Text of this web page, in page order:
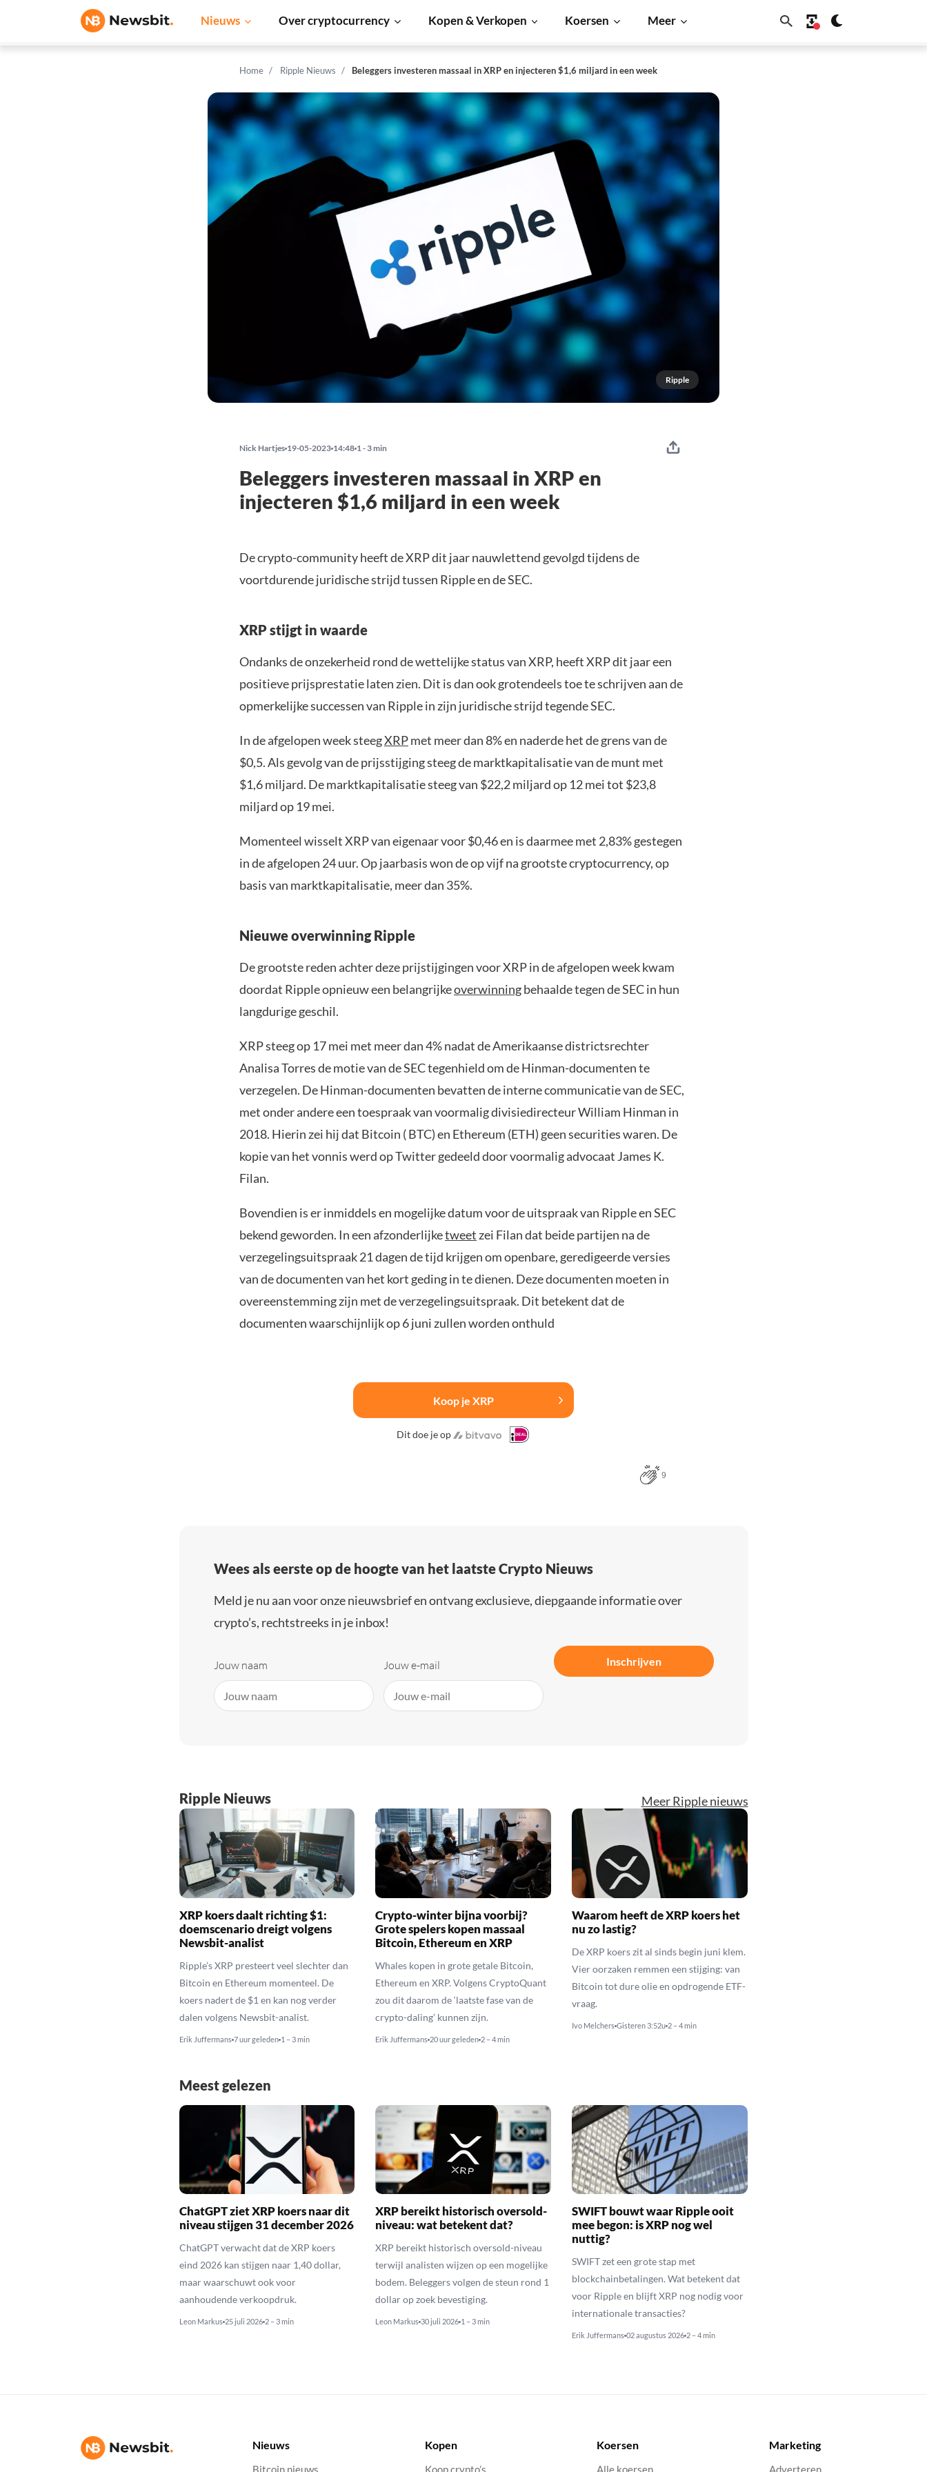
Nieuws Over cryptocurrency Kopen & Verkopen Koersen Meer
Home Ripple Nieuws Beleggers investeren massaal in XRP en injecteren $1,6 miljard in een week
Ripple
Nick Hartjes 19-05-2023 14:48 1 - 3 min
Beleggers investeren massaal in XRP en
injecteren $1,6 miljard in een week
De crypto-community heeft de XRP dit jaar nauwlettend gevolgd tijdens de
voortdurende juridische strijd tussen Ripple en de SEC.
XRP stijgt in waarde
Ondanks de onzekerheid rond de wettelijke status van XRP, heeft XRP dit jaar een
positieve prijsprestatie laten zien. Dit is dan ook grotendeels toe te schrijven aan de
opmerkelijke successen van Ripple in zijn juridische strijd tegende SEC.
In de afgelopen week steegXRPmet meer dan 8% en naderde het de grens van de
$0,5. Als gevolg van de prijsstijging steeg de marktkapitalisatie van de munt met
$1,6 miljard. De marktkapitalisatie steeg van $22,2 miljard op 12 mei tot $23,8
miljard op 19 mei.
Momenteel wisselt XRP van eigenaar voor $0,46 en is daarmee met 2,83% gestegen
in de afgelopen 24 uur. Op jaarbasis won de op vijf na grootste cryptocurrency, op
basis van marktkapitalisatie, meer dan 35%.
Nieuwe overwinning Ripple
De grootste reden achter deze prijstijgingen voor XRP in de afgelopen week kwam
doordat Ripple opnieuw een belangrijkeoverwinningbehaalde tegen de SEC in hun
langdurige geschil.
XRP steeg op 17 mei met meer dan 4% nadat de Amerikaanse districtsrechter
Analisa Torres de motie van de SEC tegenhield om de Hinman-documenten te
verzegelen. De Hinman-documenten bevatten de interne communicatie van de SEC,
met onder andere een toespraak van voormalig divisiedirecteur William Hinman in
2018. Hierin zei hij dat Bitcoin ( BTC) en Ethereum (ETH) geen securities waren. De
kopie van het vonnis werd op Twitter gedeeld door voormalig advocaat James K.
Filan.
Bovendien is er inmiddels en mogelijke datum voor de uitspraak van Ripple en SEC
bekend geworden. In een afzonderlijketweet zei Filan dat beide partijen na de
verzegelingsuitspraak 21 dagen de tijd krijgen om openbare, geredigeerde versies
van de documenten van het kort geding in te dienen. Deze documenten moeten in
overeenstemming zijn met de verzegelingsuitspraak. Dit betekent dat de
documenten waarschijnlijk op 6 juni zullen worden onthuld
Koop je XRP
Dit doe je op
9
Wees als eerste op de hoogte van het laatste Crypto Nieuws
Meld je nu aan voor onze nieuwsbrief en ontvang exclusieve, diepgaande informatie over
crypto’s, rechtstreeks in je inbox!
Jouw naam Jouw e-mail Inschrijven
Ripple Nieuws Meer Ripple nieuws
XRP koers daalt richting $1:
doemscenario dreigt volgens
Newsbit-analist
Ripple’s XRP presteert veel slechter dan
Bitcoin en Ethereum momenteel. De
koers nadert de $1 en kan nog verder
dalen volgens Newsbit-analist.
Erik Juffermans 7 uur geleden 1 – 3 min
Crypto-winter bijna voorbij?
Grote spelers kopen massaal
Bitcoin, Ethereum en XRP
Whales kopen in grote getale Bitcoin,
Ethereum en XRP. Volgens CryptoQuant
zou dit daarom de ‘laatste fase van de
crypto-daling’ kunnen zijn.
Erik Juffermans 20 uur geleden 2 – 4 min
Waarom heeft de XRP koers het
nu zo lastig?
De XRP koers zit al sinds begin juni klem.
Vier oorzaken remmen een stijging: van
Bitcoin tot dure olie en opdrogende ETF-
vraag.
Ivo Melchers Gisteren 3:52u 2 – 4 min
Meest gelezen
ChatGPT ziet XRP koers naar dit
niveau stijgen 31 december 2026
ChatGPT verwacht dat de XRP koers
eind 2026 kan stijgen naar 1,40 dollar,
maar waarschuwt ook voor
aanhoudende verkoopdruk.
Leon Markus 25 juli 2026 2 – 3 min
XRP bereikt historisch oversold-
niveau: wat betekent dat?
XRP bereikt historisch oversold-niveau
terwijl analisten wijzen op een mogelijke
bodem. Beleggers volgen de steun rond 1
dollar op zoek bevestiging.
Leon Markus 30 juli 2026 1 – 3 min
SWIFT bouwt waar Ripple ooit
mee begon: is XRP nog wel
nuttig?
SWIFT zet een grote stap met
blockchainbetalingen. Wat betekent dat
voor Ripple en blijft XRP nog nodig voor
internationale transacties?
Erik Juffermans 02 augustus 2026 2 – 4 min
Nieuws
Bitcoin nieuws
Kopen
Koop crypto’s
Koersen
Alle koersen
Marketing
Adverteren